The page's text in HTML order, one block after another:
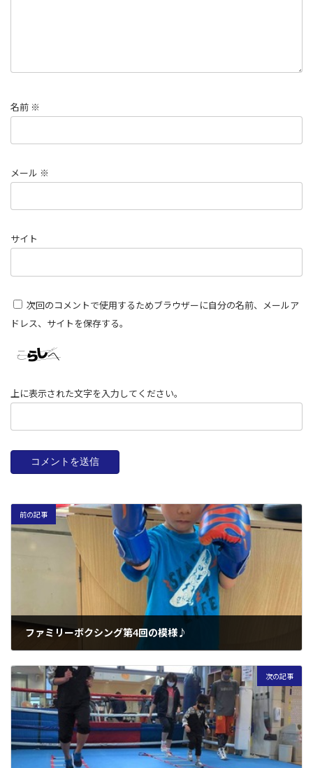
名前 ※
メール ※
サイト
次回のコメントで使用するためブラウザーに自分の名前、メールア
ドレス、サイトを保存する。
上に表示された文字を入力してください。
前の記事
ファミリーボクシング第4回の模様♪
次の記事